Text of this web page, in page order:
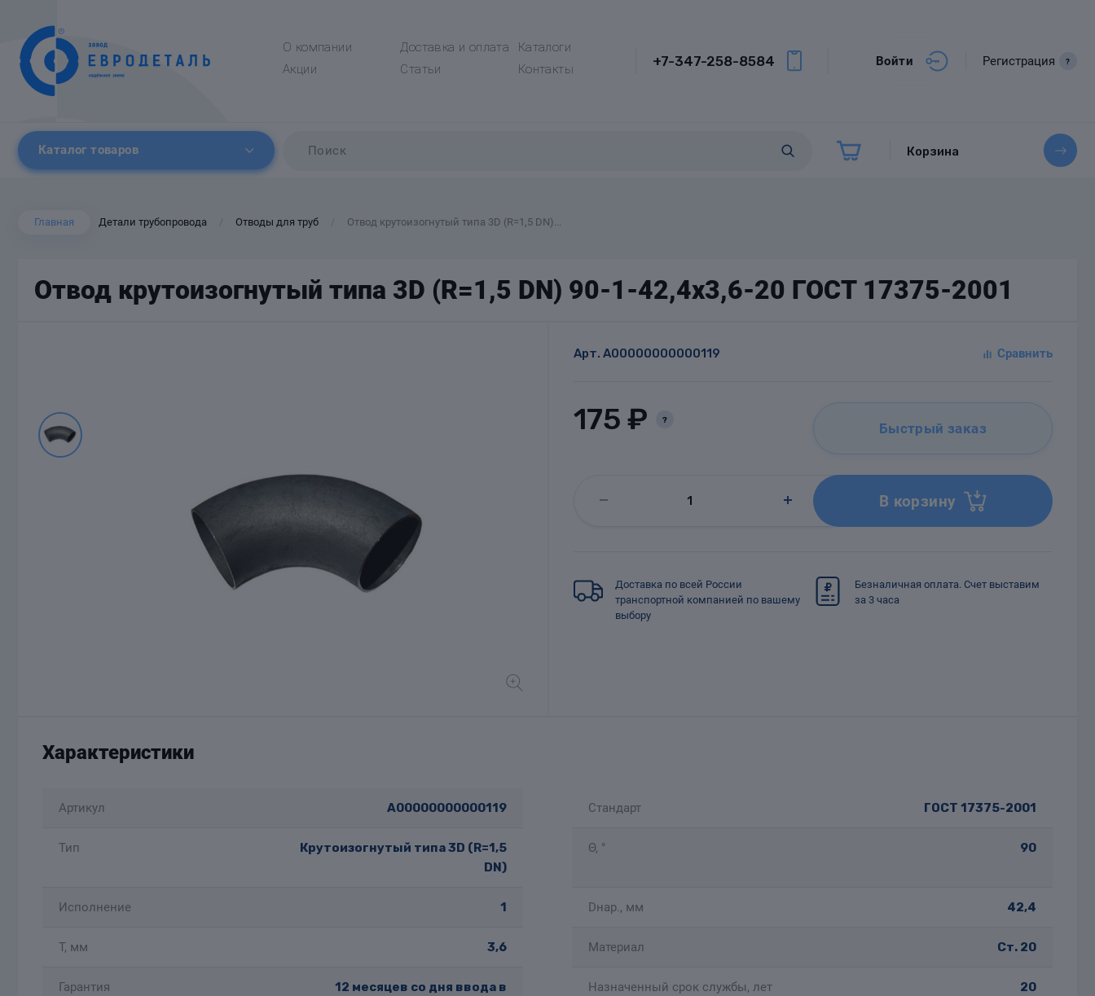
О компании Доставка и оплата
Каталоги
Акции
Статьи Контакты
+7-347-258-8584 Войти Регистрация ?
Каталог товаров Корзина
Главная Детали трубопровода Отводы для труб Отвод крутоизогнутый типа 3D (R=1,5 DN)...
Отвод крутоизогнутый типа 3D (R=1,5 DN) 90-1-42,4х3,6-20 ГОСТ 17375-2001
Арт. A00000000000119
175 ₽ ? Быстрый заказ
В корзину
Доставка по всей России
транспортной компанией по вашему
выбору
Безналичная оплата. Счет выставим
за 3 часа
Характеристики
Артикул A00000000000119 Стандарт ГОСТ 17375-2001
Тип
Крутоизогнутый типа 3D (R=1,5
DN)
Θ, ° 90
Исполнение 1 Dнар., мм 42,4
T, мм 3,6 Материал Ст. 20
Гарантия
12 месяцев со дня ввода в
Назначенный срок службы, лет 20